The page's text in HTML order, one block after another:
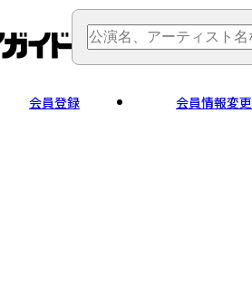
会員登録 会員情報変更